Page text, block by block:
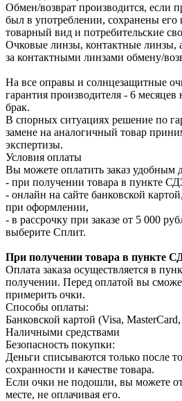
Обмен/возврат производится, если
был в употреблении, сохранены
товарный вид и потребительские
Очковые линзы, контактные линзы,
за контактными линзами обмену/
На все оправы и солнцезащитные
гарантия производителя - 6
брак.
В спорных ситуациях решение по
замене на аналогичный товар
экспертизы.
Условия оплаты
Вы можете оплатить заказ удобным
- при получении товара в пункте
- онлайн на сайте банковской
при оформлении,
- в рассрочку при заказе от 5 000
выберите Сплит.
При получении товара в пункте
Оплата заказа осуществляется в
получении. Перед оплатой вы
примерить очки.
Способы оплаты:
Банковской картой (Visa,
Наличными средствами
Безопасность покупки:
Деньги списываются только после
сохранности и качестве товара.
Если очки не подошли, вы можете
месте, не оплачивая его.